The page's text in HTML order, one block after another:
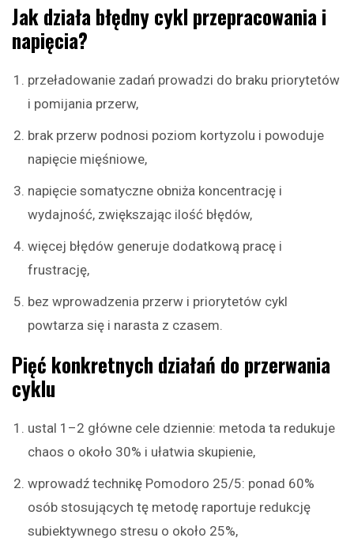
Jak działa błędny cykl przepracowania i
napięcia?
przeładowanie zadań prowadzi do braku priorytetów
i pomijania przerw,
brak przerw podnosi poziom kortyzolu i powoduje
napięcie mięśniowe,
napięcie somatyczne obniża koncentrację i
wydajność, zwiększając ilość błędów,
więcej błędów generuje dodatkową pracę i
frustrację,
bez wprowadzenia przerw i priorytetów cykl
powtarza się i narasta z czasem.
Pięć konkretnych działań do przerwania
cyklu
ustal 1–2 główne cele dziennie: metoda ta redukuje
chaos o około 30% i ułatwia skupienie,
wprowadź technikę Pomodoro 25/5: ponad 60%
osób stosujących tę metodę raportuje redukcję
subiektywnego stresu o około 25%,